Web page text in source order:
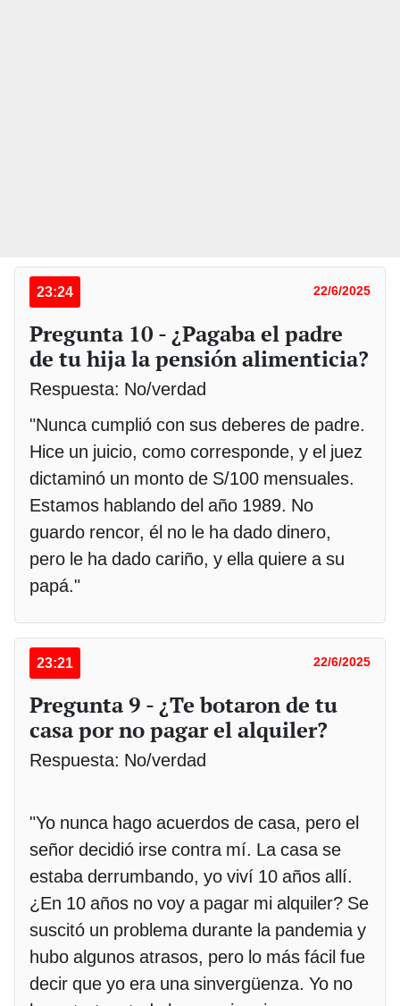
23:24 22/6/2025
Pregunta 10 - ¿Pagaba el padre
de tu hija la pensión alimenticia?
Respuesta: No/verdad
"Nunca cumplió con sus deberes de padre.
Hice un juicio, como corresponde, y el juez
dictaminó un monto de S/100 mensuales.
Estamos hablando del año 1989. No
guardo rencor, él no le ha dado dinero,
pero le ha dado cariño, y ella quiere a su
papá."
23:21 22/6/2025
Pregunta 9 - ¿Te botaron de tu
casa por no pagar el alquiler?
Respuesta: No/verdad
"Yo nunca hago acuerdos de casa, pero el
señor decidió irse contra mí. La casa se
estaba derrumbando, yo viví 10 años allí.
¿En 10 años no voy a pagar mi alquiler? Se
suscitó un problema durante la pandemia y
hubo algunos atrasos, pero lo más fácil fue
decir que yo era una sinvergüenza. Yo no